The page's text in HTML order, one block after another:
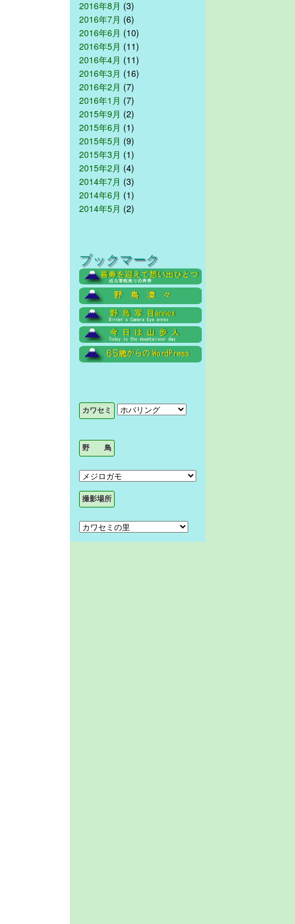
2016年8月 (3)
2016年7月 (6)
2016年6月 (10)
2016年5月 (11)
2016年4月 (11)
2016年3月 (16)
2016年2月 (7)
2016年1月 (7)
2015年9月 (2)
2015年6月 (1)
2015年5月 (9)
2015年3月 (1)
2015年2月 (4)
2014年7月 (3)
2014年6月 (1)
2014年5月 (2)
ブックマーク